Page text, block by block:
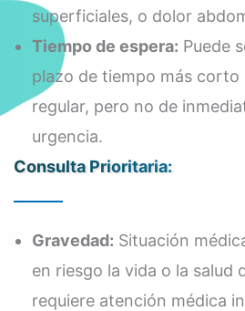
superficiales, o dolor
Tiempo de espera: Puede
plazo de tiempo más corto
regular, pero no de
urgencia.
Consulta Prioritaria:
Gravedad: Situación
en riesgo la vida o la salud
requiere atención médica